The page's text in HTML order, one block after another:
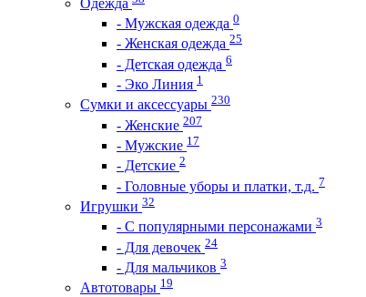
- Мужская одежда 0
- Женская одежда 25
- Детская одежда 6
- Эко Линия 1
Сумки и аксессуары 230
- Женские 207
- Мужские 17
- Детские 2
- Головные уборы и платки, т.д. 7
Игрушки 32
- С популярными персонажами 3
- Для девочек 24
- Для мальчиков 3
Автотовары 19